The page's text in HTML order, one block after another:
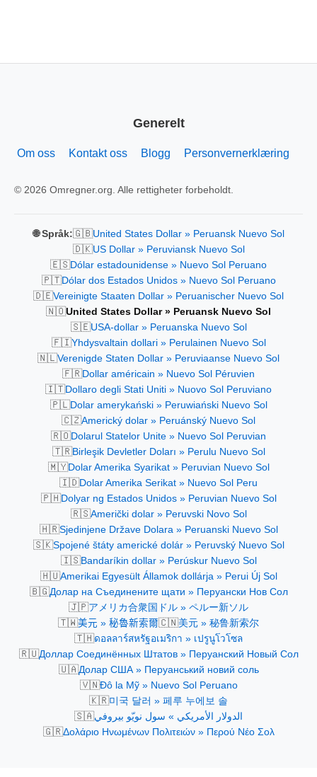
Generelt
Om oss Kontakt oss Blogg Personvernerklæring
© 2026 Omregner.org. Alle rettigheter forbeholdt.
🌐 Språk:🇬🇧United States Dollar » Peruansk Nuevo Sol
🇩🇰US Dollar » Peruviansk Nuevo Sol
🇪🇸Dólar estadounidense » Nuevo Sol Peruano
🇵🇹Dólar dos Estados Unidos » Nuevo Sol Peruano
🇩🇪Vereinigte Staaten Dollar » Peruanischer Nuevo Sol
🇳🇴United States Dollar » Peruansk Nuevo Sol
🇸🇪USA-dollar » Peruanska Nuevo Sol
🇫🇮Yhdysvaltain dollari » Perulainen Nuevo Sol
🇳🇱Verenigde Staten Dollar » Peruviaanse Nuevo Sol
🇫🇷Dollar américain » Nuevo Sol Péruvien
🇮🇹Dollaro degli Stati Uniti » Nuovo Sol Peruviano
🇵🇱Dolar amerykański » Peruwiański Nuevo Sol
🇨🇿Americký dolar » Peruánský Nuevo Sol
🇷🇴Dolarul Statelor Unite » Nuevo Sol Peruvian
🇹🇷Birleşik Devletler Doları » Perulu Nuevo Sol
🇲🇾Dolar Amerika Syarikat » Peruvian Nuevo Sol
🇮🇩Dolar Amerika Serikat » Nuevo Sol Peru
🇵🇭Dolyar ng Estados Unidos » Peruvian Nuevo Sol
🇷🇸Američki dolar » Peruvski Novo Sol
🇭🇷Sjedinjene Države Dolara » Peruanski Nuevo Sol
🇸🇰Spojené štáty americké dolár » Peruvský Nuevo Sol
🇮🇸Bandaríkin dollar » Perúskur Nuevo Sol
🇭🇺Amerikai Egyesült Államok dollárja » Perui Új Sol
🇧🇬Долар на Съединените щати » Перуански Нов Сол
🇯🇵アメリカ合衆国ドル » ペルー新ソル
🇹🇼美元 » 秘魯新索爾🇨🇳美元 » 秘鲁新索尔
🇹🇭ดอลลาร์สหรัฐอเมริกา » เปรูนูโวโซล
🇷🇺Доллар Соединённых Штатов » Перуанский Новый Сол
🇺🇦Долар США » Перуанський новий соль
🇻🇳Đô la Mỹ » Nuevo Sol Peruano
🇰🇷미국 달러 » 페루 누에보 솔
🇸🇦الدولار الأمريكي » سول نويّو بيروفي
🇬🇷Δολάριο Ηνωμένων Πολιτειών » Περού Νέο Σολ